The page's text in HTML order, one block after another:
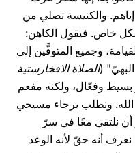
والكنيسة تصلي من
خاص. فيقول الكاهن:
وجميع المتوفَّين إلى
(الصلاة الافخارستية
بسيط وفعّال، ولكنه مفعم
الله. ونطلب برجاء مسيحي
أن نلتقي معًا في سرّ
نعرف أنه حقّ لأنه الوعد